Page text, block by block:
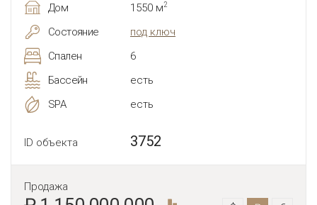
Дом
1550 м2
Состояние
под ключ
Спален
6
Бассейн
есть
SPA
есть
ID объекта 3752
Продажа